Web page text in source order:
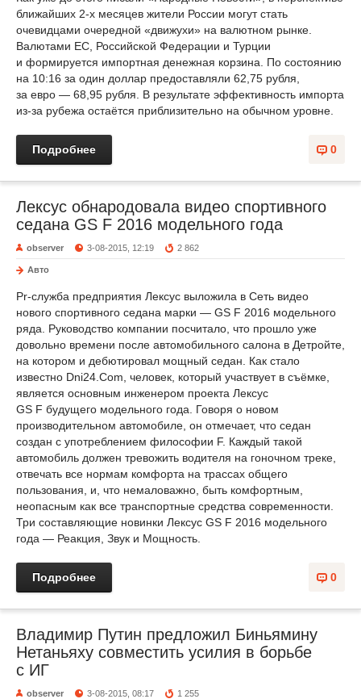
ближайших 2-х месяцев жители России могут стать
очевидцами очередной «движухи» на валютном рынке.
Валютами ЕС, Российской Федерации и Турции
и формируется импортная денежная корзина. По состоянию
на 10:16 за один доллар предоставляли 62,75 рубля,
за евро — 68,95 рубля. В результате эффективность импорта
из-за рубежа остаётся приблизительно на обычном уровне.
0
Подробнее
Лексус обнародовала видео спортивного
седана GS F 2016 модельного года
observer 3-08-2015, 12:19 2 862
Авто
Pr-служба предприятия Лексус выложила в Сеть видео
нового спортивного седана марки — GS F 2016 модельного
ряда. Руководство компании посчитало, что прошло уже
довольно времени после автомобильного салона в Детройте,
на котором и дебютировал мощный седан. Как стало
известно Dni24.Com, человек, который участвует в съёмке,
является основным инженером проекта Лексус
GS F будущего модельного года. Говоря о новом
производительном автомобиле, он отмечает, что седан
создан с употреблением философии F. Каждый такой
автомобиль должен тревожить водителя на гоночном треке,
отвечать все нормам комфорта на трассах общего
пользования, и, что немаловажно, быть комфортным,
неопасным как все транспортные средства современности.
Три составляющие новинки Лексус GS F 2016 модельного
года — Реакция, Звук и Мощность.
0
Подробнее
Владимир Путин предложил Биньямину
Нетаньяху совместить усилия в борьбе
с ИГ
observer 3-08-2015, 08:17 1 255